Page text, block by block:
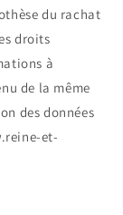
du rachat
droits
à
de la même
des données
et-